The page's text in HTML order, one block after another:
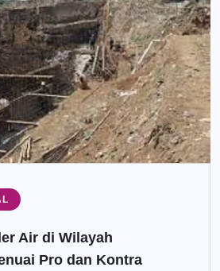
Air di Wilayah
Pro dan Kontra